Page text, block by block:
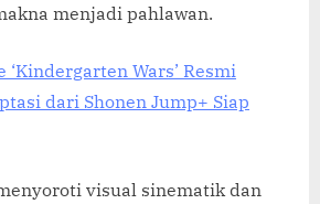
menjadi pahlawan.
‘Kindergarten Wars’ Resmi
dari Shonen Jump+ Siap
visual sinematik dan